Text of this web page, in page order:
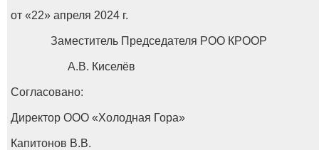
от «22» апреля 2024 г.
Заместитель Председателя РОО КРООР
А.В. Киселёв
Согласовано:
Директор ООО «Холодная Гора»
Капитонов В.В.